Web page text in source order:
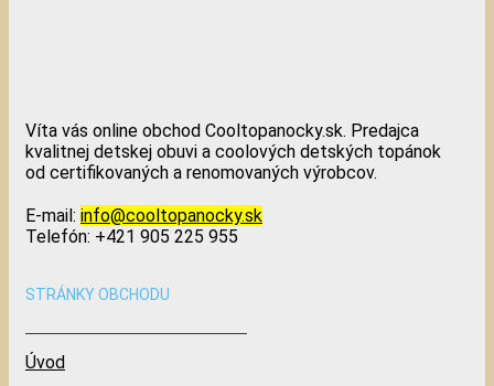
Víta vás online obchod Cooltopanocky.sk. Predajca
kvalitnej detskej obuvi a coolových detských topánok
od certifikovaných a renomovaných výrobcov.
E-mail: info@cooltopanocky.sk
Telefón: +421 905 225 955
STRÁNKY OBCHODU
Úvod